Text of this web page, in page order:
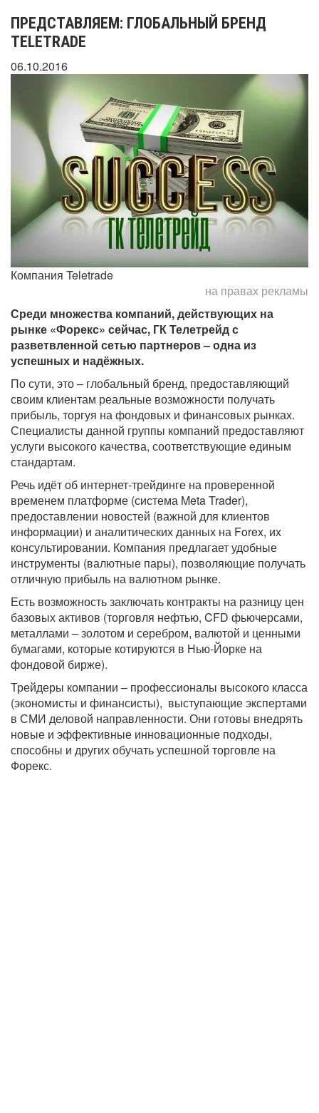
ПРЕДСТАВЛЯЕМ: ГЛОБАЛЬНЫЙ БРЕНД
TELETRADE
06.10.2016
Компания Teletrade
на правах рекламы
Среди множества компаний, действующих на
рынке «Форекс» сейчас, ГК Телетрейд с
разветвленной сетью партнеров – одна из
успешных и надёжных.
По сути, это – глобальный бренд, предоставляющий
своим клиентам реальные возможности получать
прибыль, торгуя на фондовых и финансовых рынках.
Специалисты данной группы компаний предоставляют
услуги высокого качества, соответствующие единым
стандартам.
Речь идёт об интернет-трейдинге на проверенной
временем платформе (система Meta Trader),
предоставлении новостей (важной для клиентов
информации) и аналитических данных на Forex, их
консультировании. Компания предлагает удобные
инструменты (валютные пары), позволяющие получать
отличную прибыль на валютном рынке.
Есть возможность заключать контракты на разницу цен
базовых активов (торговля нефтью, CFD фьючерсами,
металлами – золотом и серебром, валютой и ценными
бумагами, которые котируются в Нью-Йорке на
фондовой бирже).
Трейдеры компании – профессионалы высокого класса
(экономисты и финансисты), выступающие экспертами
в СМИ деловой направленности. Они готовы внедрять
новые и эффективные инновационные подходы,
способны и других обучать успешной торговле на
Форекс.